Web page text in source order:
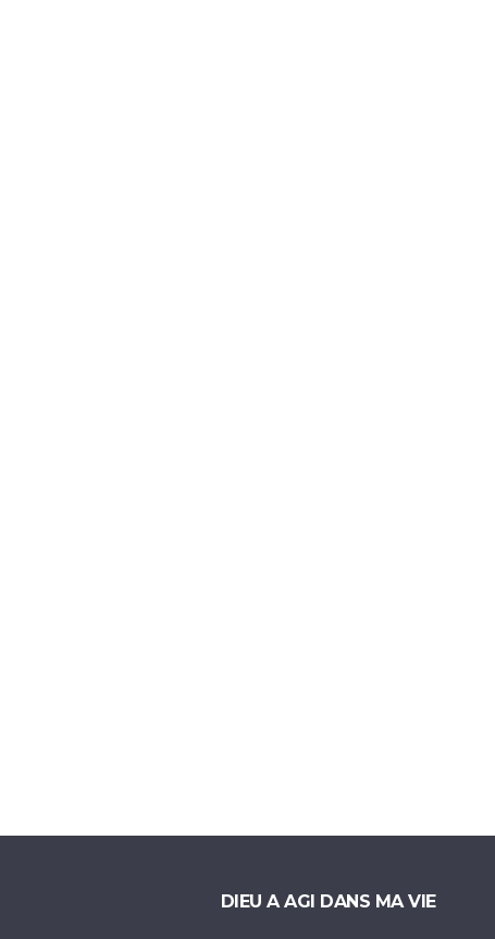
DIEU A AGI DANS MA VIE